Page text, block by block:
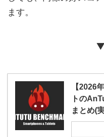
ます。
【2026
トの
まとめ(